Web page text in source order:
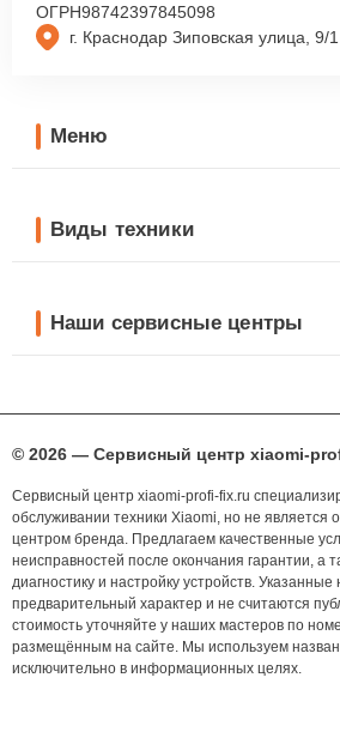
г. Краснодар Зиповская улица, 9/1
ОГРН98742397845098
Меню
Виды техники
Наши сервисные центры
© 2026 — Сервисный центр xiaomi-
Сервисный центр xiaomi-profi-fix.ru
обслуживании техники Xiaomi, но не
центром бренда. Предлагаем качественные
неисправностей после окончания гарантии, а
диагностику и настройку устройств.
предварительный характер и не считаются
стоимость уточняйте у наших мастеров по
размещённым на сайте. Мы используем
исключительно в информационных целях.